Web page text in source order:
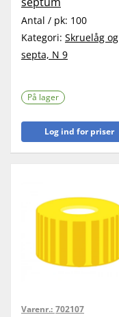
Antal / pk: 100
Kategori: Skruelåg og
septa, N 9
På lager
Log ind for priser
Varenr.: 702107